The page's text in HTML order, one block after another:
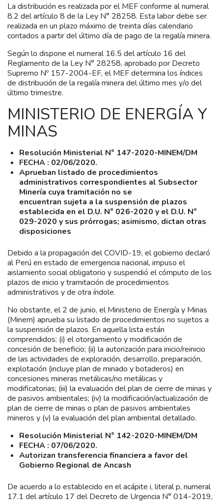
La distribución es realizada por el MEF conforme al numeral
8.2 del artículo 8 de la Ley N° 28258. Esta labor debe ser
realizada en un plazo máximo de treinta días calendario
contados a partir del último día de pago de la regalía minera.
Según lo dispone el numeral 16.5 del artículo 16 del
Reglamento de la Ley N° 28258, aprobado por Decreto
Supremo Nº 157-2004-EF, el MEF determina los índices
de distribución de la regalía minera del último mes y/o del
último trimestre.
MINISTERIO DE ENERGÍA Y
MINAS
Resolución Ministerial N° 147-2020-MINEM/DM
FECHA : 02/06/2020.
Aprueban listado de procedimientos
administrativos correspondientes al Subsector
Minería cuya tramitación no se
encuentran sujeta a la suspensión de plazos
establecida en el D.U. N° 026-2020 y el D.U. N°
029-2020 y sus prórrogas; asimismo, dictan otras
disposiciones
Debido a la propagación del COVID-19, el gobierno declaró
al Perú en estado de emergencia nacional, impuso el
aislamiento social obligatorio y suspendió el cómputo de los
plazos de inicio y tramitación de procedimientos
administrativos y de otra índole.
No obstante, el 2 de junio, el Ministerio de Energía y Minas
(Minem) aprueba su listado de procedimientos no sujetos a
la suspensión de plazos. En aquella lista están
comprendidos: (i) el otorgamiento y modificación de
concesión de beneficio; (ii) la autorización para inicio/reinicio
de las actividades de exploración, desarrollo, preparación,
explotación (incluye plan de minado y botaderos) en
concesiones mineras metálicas/no metálicas y
modificatorias; (iii) la evaluación del plan de cierre de minas y
de pasivos ambientales; (iv) la modificación/actualización de
plan de cierre de minas o plan de pasivos ambientales
mineros y (v) la evaluación del plan ambiental detallado.
Resolución Ministerial N° 142-2020-MINEM/DM
FECHA : 07/06/2020.
Autorizan transferencia financiera a favor del
Gobierno Regional de Ancash
De acuerdo a lo establecido en el acápite i, literal p, numeral
17.1 del artículo 17 del Decreto de Urgencia N° 014-2019,